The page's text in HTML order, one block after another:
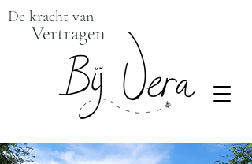
De kracht van
Vertragen